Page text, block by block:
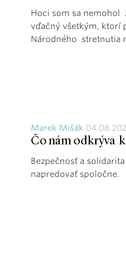
Hoci som sa nemohol
vďačný všetkým, ktorí
Národného stretnutia
Marek Mišák
Čo nám odkrýva
Bezpečnosť a
napredovať spoločne.